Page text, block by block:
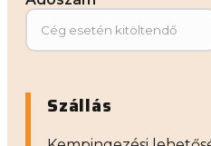
Szállás